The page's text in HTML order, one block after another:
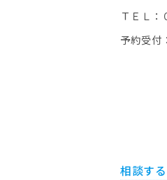
ＴＥＬ：
予約受付
相談する